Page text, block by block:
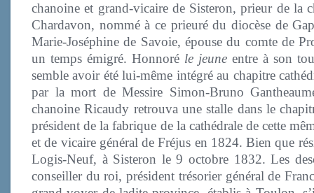
chanoine et grand-vicaire de Sisteron, prieur de la
Chardavon, nommé à ce prieuré du diocèse de
Marie-Joséphine de Savoie, épouse du comte de
un temps émigré. Honnoré le jeune entre à son
semble avoir été lui-même intégré au chapitre
par la mort de Messire Simon-Bruno
chanoine Ricaudy retrouva une stalle dans le
président de la fabrique de la cathédrale de cette
et de vicaire général de Fréjus en 1824. Bien que
Logis-Neuf, à Sisteron le 9 octobre 1832. Les
conseiller du roi, président trésorier général de